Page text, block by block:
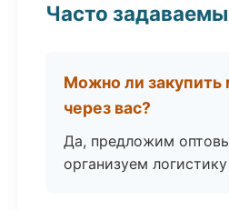
Часто
Можно ли закупить
через вас?
Да, предложим
организуем